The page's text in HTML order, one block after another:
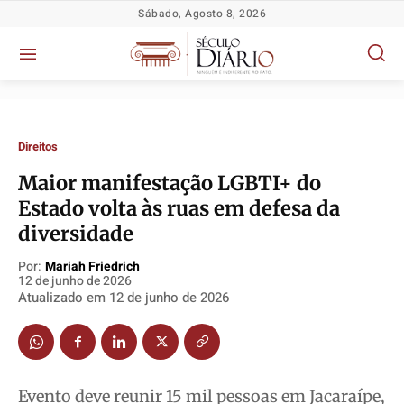
Política
Socioeconômicas
TV Século
Justiça
Política
Socioeconômicas
TV Século
Justiça
Política
Socioeconômicas
TV Século
Justiça
Política
Socioeconômicas
TV Século
Justiça
Sábado, Agosto 8, 2026
Direitos
Maior manifestação LGBTI+ do
Estado volta às ruas em defesa da
diversidade
Por: Mariah Friedrich
12 de junho de 2026
Atualizado em 12 de junho de 2026
Evento deve reunir 15 mil pessoas em Jacaraípe,